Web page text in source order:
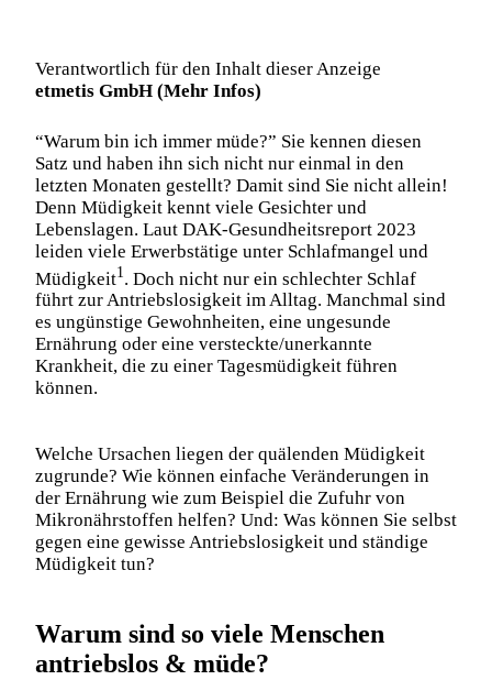
Verantwortlich für den Inhalt dieser Anzeige
etmetis GmbH (Mehr Infos)
“Warum bin ich immer müde?” Sie kennen diesen
Satz und haben ihn sich nicht nur einmal in den
letzten Monaten gestellt? Damit sind Sie nicht allein!
Denn Müdigkeit kennt viele Gesichter und
Lebenslagen. Laut DAK-Gesundheitsreport 2023
leiden viele Erwerbstätige unter Schlafmangel und
Müdigkeit1. Doch nicht nur ein schlechter Schlaf
führt zur Antriebslosigkeit im Alltag. Manchmal sind
es ungünstige Gewohnheiten, eine ungesunde
Ernährung oder eine versteckte/unerkannte
Krankheit, die zu einer Tagesmüdigkeit führen
können.
Welche Ursachen liegen der quälenden Müdigkeit
zugrunde? Wie können einfache Veränderungen in
der Ernährung wie zum Beispiel die Zufuhr von
Mikronährstoffen helfen? Und: Was können Sie selbst
gegen eine gewisse Antriebslosigkeit und ständige
Müdigkeit tun?
Warum sind so viele Menschen
antriebslos & müde?